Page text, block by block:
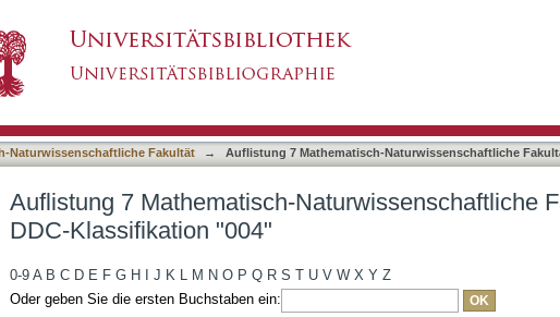
Naturwissenschaftliche Fakultät → Auflistung 7 Mathematisch-Naturwissenschaftliche
Auflistung 7 Mathematisch-Naturwissenschaftliche
DDC-Klassifikation "004"
0-9 A B C D E F G H J K L M N O P Q R S T U V W X Y Z
Oder geben Sie die ersten Buchstaben ein: